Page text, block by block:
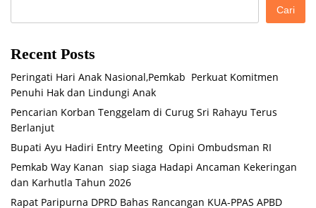
Cari
Recent Posts
Peringati Hari Anak Nasional,Pemkab Perkuat Komitmen
Penuhi Hak dan Lindungi Anak
Pencarian Korban Tenggelam di Curug Sri Rahayu Terus
Berlanjut
Bupati Ayu Hadiri Entry Meeting Opini Ombudsman RI
Pemkab Way Kanan siap siaga Hadapi Ancaman Kekeringan
dan Karhutla Tahun 2026
Rapat Paripurna DPRD Bahas Rancangan KUA-PPAS APBD